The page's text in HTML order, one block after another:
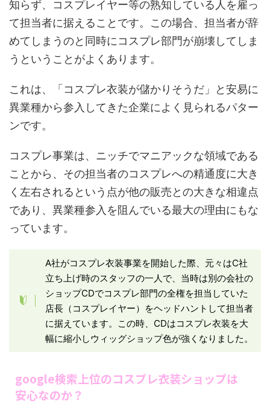
知らず、コスプレイヤー等の熟知している人を雇っ
て担当者に据えることです。この場合、担当者が辞
めてしまうのと同時にコスプレ部門が崩壊してしま
うということがよくあります。
これは、「コスプレ衣装が儲かりそうだ」と安易に
異業種から参入してきた企業によく見られるパター
ンです。
コスプレ事業は、ニッチでマニアックな領域である
ことから、その担当者のコスプレへの精通度に大き
く左右されるという点が他の販売との大きな相違点
であり、異業種参入を阻んでいる最大の理由にもな
っています。
A社がコスプレ衣装事業を開始した際、元々はC社
立ち上げ時のスタッフの一人で、当時は別の会社の
ショップCDでコスプレ部門の全権を担当していた
店長（コスプレイヤー）をヘッドハントして担当者
に据えています。この時、CDはコスプレ衣装を大
幅に縮小しウィッグショップ色が強くなりました。
google検索上位のコスプレ衣装ショップは
安心なのか？